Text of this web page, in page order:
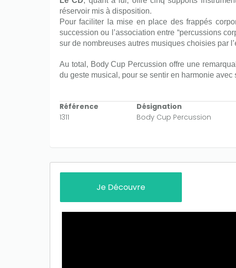
réservoir mis à disposition.
Pour faciliter la mise en place des frappés
succession ou
l’association entre “percussions
sur de nombreuses autres musiques choisies par
Au total, Body Cup Percussion offre une
du geste musical, pour se sentir en harmonie
Référence Désignation
1311
Body Cup Percussion
Je Découvre
credits!